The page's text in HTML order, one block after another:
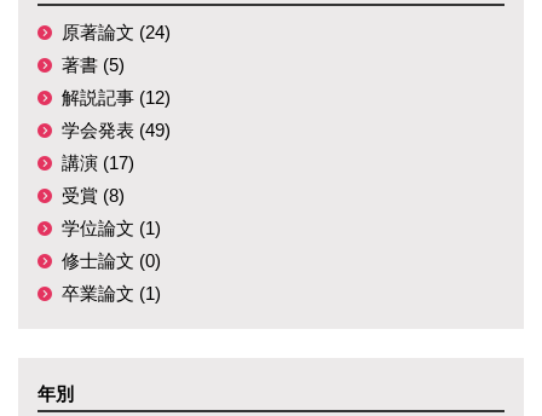
原著論文 (24)
著書 (5)
解説記事 (12)
学会発表 (49)
講演 (17)
受賞 (8)
学位論文 (1)
修士論文 (0)
卒業論文 (1)
年別